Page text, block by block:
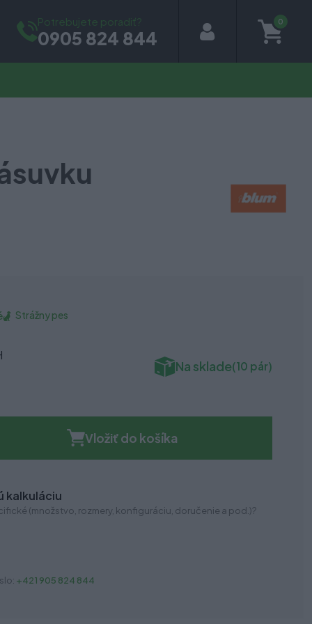
Potrebujete poradiť?
0905 824 844
0
Strážny pes
Na sklade(10 pár)
Vložiť do košíka
kalkuláciu
(množstvo, rozmery, konfiguráciu, doručenie a pod.)?
+421 905 824 844